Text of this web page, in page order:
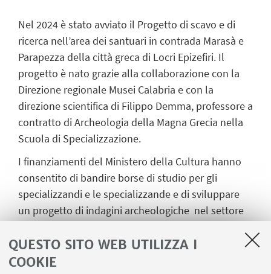
QUESTO SITO WEB UTILIZZA I
COOKIE
Nel 2024 è stato avviato il Progetto di scavo e di
ricerca nell’area dei santuari in contrada Marasà e
Parapezza della città greca di Locri Epizefiri. Il
progetto è nato grazie alla collaborazione con la
Direzione regionale Musei Calabria e con la
direzione scientifica di Filippo Demma, professore a
contratto di Archeologia della Magna Grecia nella
Scuola di Specializzazione.
I finanziamenti del Ministero della Cultura hanno
consentito di bandire borse di studio per gli
specializzandi e le specializzande e di sviluppare
un progetto di indagini archeologiche nel settore
Parapezza.
Per la prima volta l’Unibo partecipa ad uno scavo